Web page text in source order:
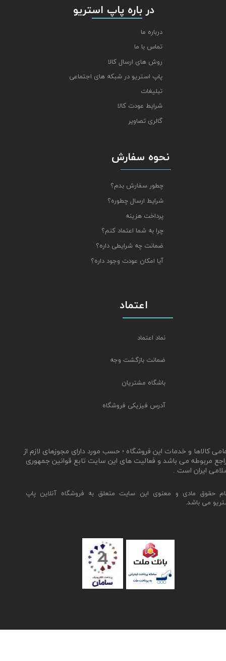
نحوه سفارش
چطور سفارش بدم؟
شرایط ارسال چطوره؟
پرداخت هزینه
چرا به شما اعتماد کنم؟
ضمانت چه شرایطی داره؟
آیا امکان عودت وجود داره؟
حقوق مادی و معنوی این سایت متعلق به فروشگاه آنلاین پاپ
می باشد.
اعتماد
نماد اعتماد
ضمانت بازگشت وجه
باشگاه مشتریان
آدرس فیزیکی فروشگاه
​​​​​​​ در باره پاپ استریو
درباره ما
تماس با ما
روش های ارسال کالا
پاپ استریو در شبکه های اجتماعی
تبلیغات
شرایط عودت کالا
گالری تصاویر
کالاها و خدمات این فروشگاه ؛ حسب مورد دارای مجوزهای لازم از
مربوطه می باشد و فعالیت های این سایت تابع قوانین جمهوری
ایران است .